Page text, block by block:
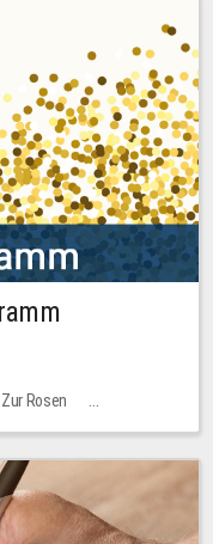
Rosen